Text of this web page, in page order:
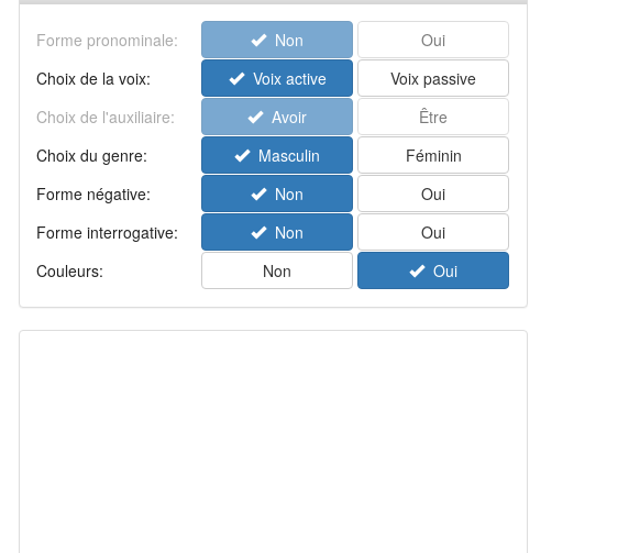
Forme pronominale: Non
Oui
Choix de la voix:
Voix active
Voix passive
Choix de l'auxiliaire:
Avoir
Être
Choix du genre:
Masculin
Féminin
Forme négative:
Non
Oui
Forme interrogative:
Non
Oui
Couleurs:
Non Oui